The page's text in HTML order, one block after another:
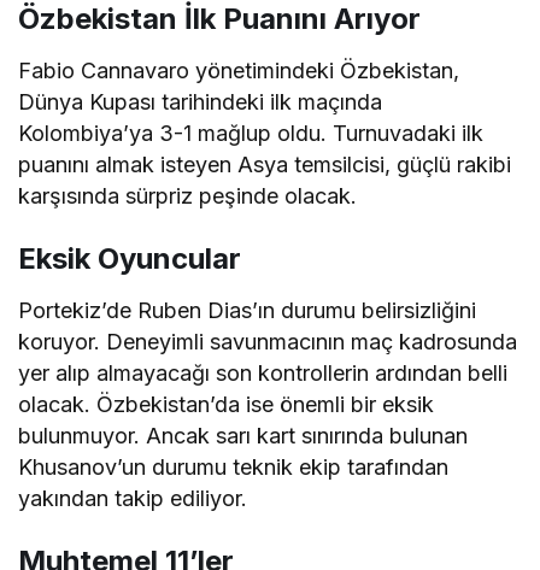
Özbekistan İlk Puanını Arıyor
Fabio Cannavaro yönetimindeki Özbekistan,
Dünya Kupası tarihindeki ilk maçında
Kolombiya’ya 3-1 mağlup oldu. Turnuvadaki ilk
puanını almak isteyen Asya temsilcisi, güçlü rakibi
karşısında sürpriz peşinde olacak.
Eksik Oyuncular
Portekiz’de Ruben Dias’ın durumu belirsizliğini
koruyor. Deneyimli savunmacının maç kadrosunda
yer alıp almayacağı son kontrollerin ardından belli
olacak. Özbekistan’da ise önemli bir eksik
bulunmuyor. Ancak sarı kart sınırında bulunan
Khusanov’un durumu teknik ekip tarafından
yakından takip ediliyor.
Muhtemel 11’ler